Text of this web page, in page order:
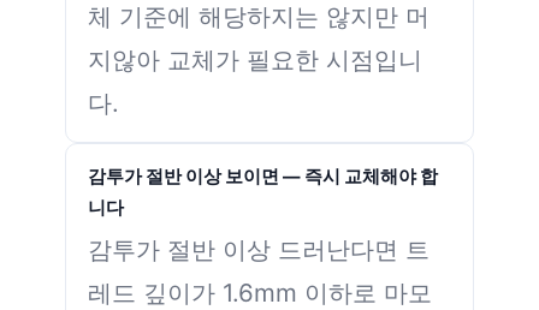
체 기준에 해당하지는 않지만 머
지않아 교체가 필요한 시점입니
다.
감투가 절반 이상 보이면 — 즉시 교체해야 합
니다
감투가 절반 이상 드러난다면 트
레드 깊이가 1.6mm 이하로 마모